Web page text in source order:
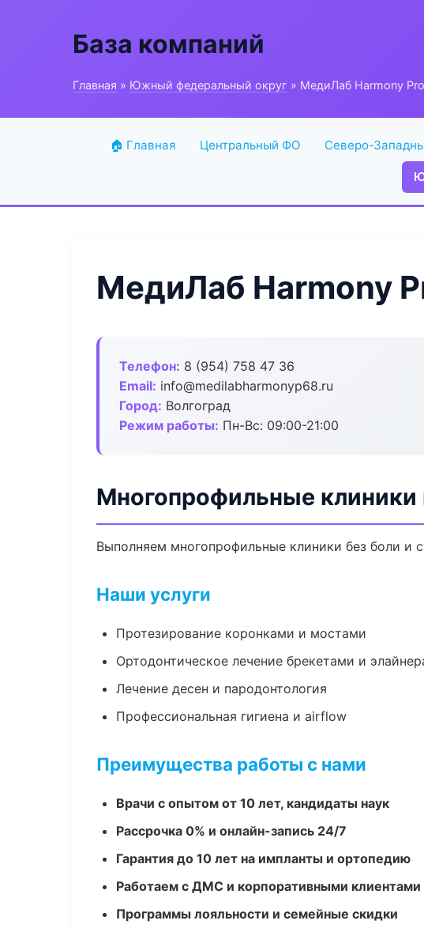
База компаний
Главная » Южный федеральный округ » МедиЛаб Harmony
🏠 Главная Центральный ФО Северо-
МедиЛаб Harmony
Телефон: 8 (954) 758 47 36
Email: info@medilabharmonyp68.ru
Город: Волгоград
Режим работы: Пн-Вс: 09:00-21:00
Многопрофильные клиники
Выполняем многопрофильные клиники без боли и
Наши услуги
Протезирование коронками и мостами
Ортодонтическое лечение брекетами и
Лечение десен и пародонтология
Профессиональная гигиена и airflow
Преимущества работы с нами
Врачи с опытом от 10 лет, кандидаты наук
Рассрочка 0% и онлайн-запись 24/7
Гарантия до 10 лет на импланты и ортопедию
Работаем с ДМС и корпоративными клиентами
Программы лояльности и семейные скидки